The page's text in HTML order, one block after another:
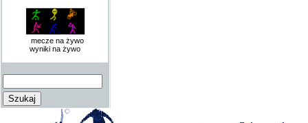
mecze na żywo
wyniki na żywo